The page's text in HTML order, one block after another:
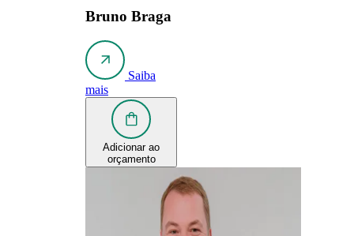
Bruno Braga
Saiba
mais
Adicionar ao
orçamento